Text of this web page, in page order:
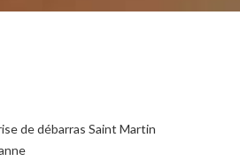
de débarras Saint Martin